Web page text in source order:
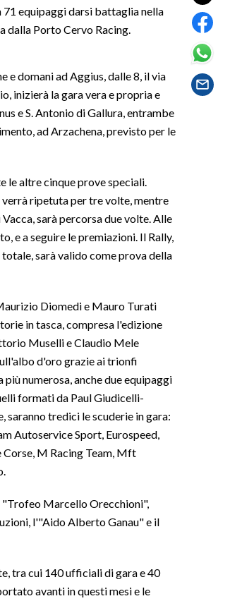
71 equipaggi darsi battaglia nella
dalla Porto Cervo Racing.
e domani ad Aggius, dalle 8, il via
inizierà la gara vera e propria e
e S. Antonio di Gallura, entrambe
ad Arzachena, previsto per le
le altre cinque prove speciali.
ripetuta per tre volte, mentre
sarà percorsa due volte. Alle
e a seguire le premiazioni. Il Rally,
sarà valido come prova della
Diomedi e Mauro Turati
in tasca, compresa l'edizione
Muselli e Claudio Mele
d'oro grazie ai trionfi
numerosa, anche due equipaggi
formati da Paul Giudicelli-
saranno tredici le scuderie in gara:
Autoservice Sport, Eurospeed,
Corse, M Racing Team, Mft
"Trofeo Marcello Orecchioni",
l'"Aido Alberto Ganau" e il
tra cui 140 ufficiali di gara e 40
avanti in questi mesi e le